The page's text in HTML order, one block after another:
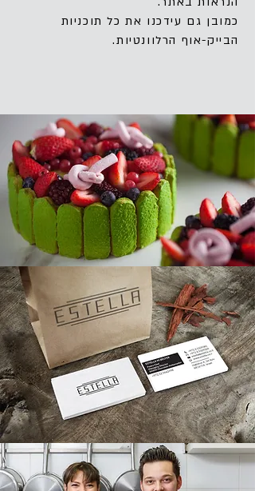
כמובן גם עידכנו את כל תוכניות
הבייק-אוף הרלוונטיות.